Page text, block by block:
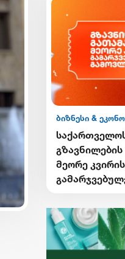
ბიზნესი &
Student
Card-ის
ქუთაისში